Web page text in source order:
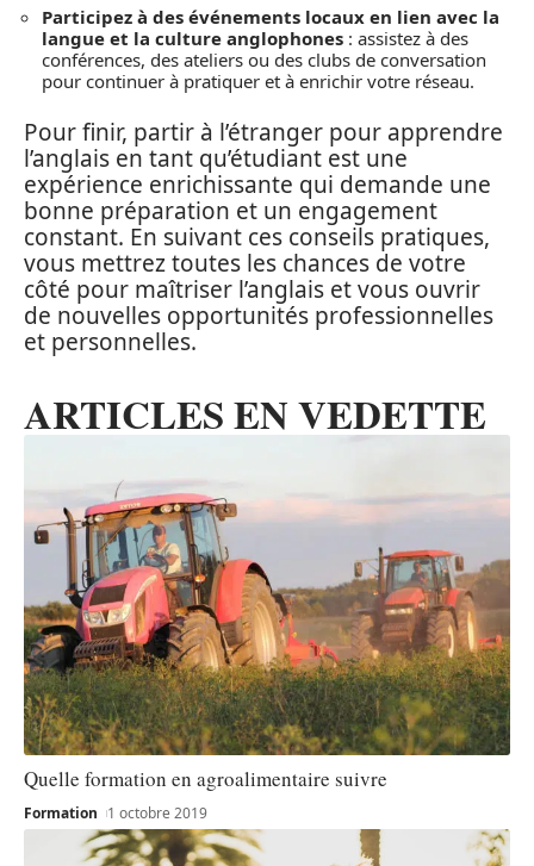
Participez à des événements locaux en lien avec la
langue et la culture anglophones : assistez à des
conférences, des ateliers ou des clubs de conversation
pour continuer à pratiquer et à enrichir votre réseau.
Pour finir, partir à l’étranger pour apprendre
l’anglais en tant qu’étudiant est une
expérience enrichissante qui demande une
bonne préparation et un engagement
constant. En suivant ces conseils pratiques,
vous mettrez toutes les chances de votre
côté pour maîtriser l’anglais et vous ouvrir
de nouvelles opportunités professionnelles
et personnelles.
ARTICLES EN VEDETTE
Quelle formation en agroalimentaire suivre
Formation 1 octobre 2019